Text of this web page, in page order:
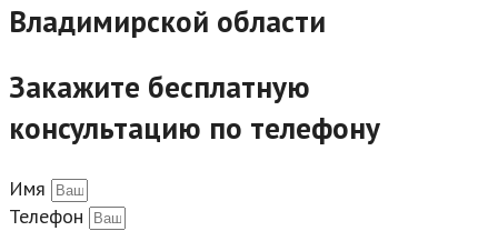
Владимирской области
Закажите бесплатную
консультацию по телефону
Имя
Телефон